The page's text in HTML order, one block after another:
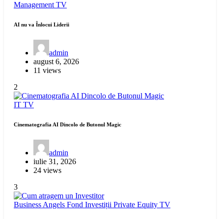
Management TV
AI nu va Înlocui Liderii
admin
august 6, 2026
11 views
2
IT TV
Cinematografia AI Dincolo de Butonul Magic
admin
iulie 31, 2026
24 views
3
Business Angels Fond Investiții Private Equity TV